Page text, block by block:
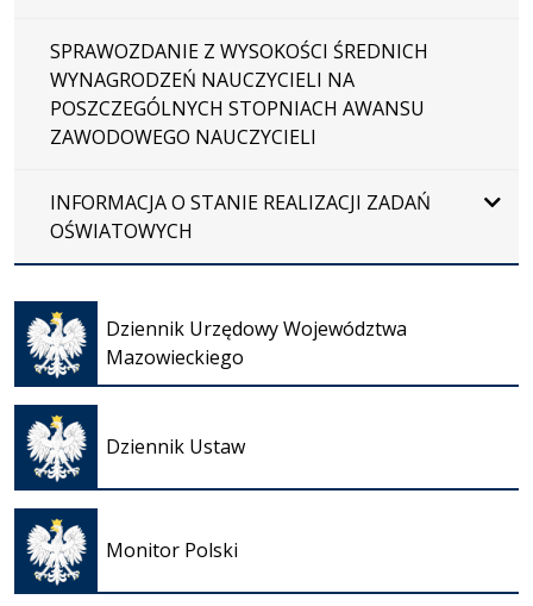
SPRAWOZDANIE Z WYSOKOŚCI ŚREDNICH
WYNAGRODZEŃ NAUCZYCIELI NA
POSZCZEGÓLNYCH STOPNIACH AWANSU
ZAWODOWEGO NAUCZYCIELI
INFORMACJA O STANIE REALIZACJI ZADAŃ
OŚWIATOWYCH
Dziennik Urzędowy Województwa
Mazowieckiego
Otwiera
się w
nowej
karcie
Dziennik Ustaw
Otwiera
się w
nowej
karcie
Monitor Polski
Otwiera
się w
nowej
karcie